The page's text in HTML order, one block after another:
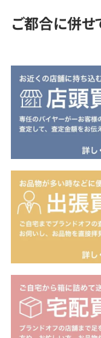
ご都合に併せ